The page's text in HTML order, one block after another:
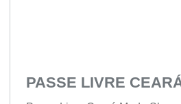
PASSE LIVRE